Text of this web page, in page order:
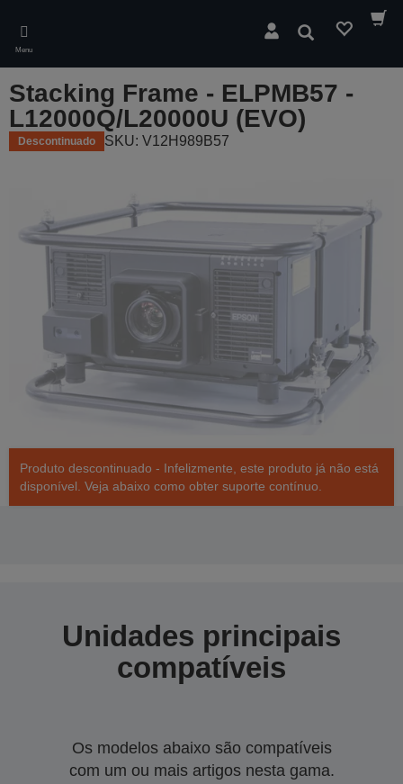
main
content
Menu
Pesquisar
Stacking Frame - ELPMB57 -
L12000Q/L20000U (EVO)
Descontinuado SKU: V12H989B57
Produto descontinuado - Infelizmente, este produto já não está
disponível. Veja abaixo como obter suporte contínuo.
Unidades principais
compatíveis
Os modelos abaixo são compatíveis
com um ou mais artigos nesta gama.